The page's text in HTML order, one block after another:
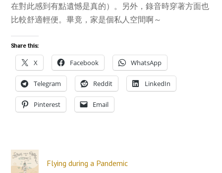
在對此感到有點遺憾是真的）。另外，錄音時穿著方面也
比較舒適輕便。畢竟，家是個私人空間啊～
Share this:
X Facebook WhatsApp
Telegram Reddit LinkedIn
Pinterest Email
Flying during a Pandemic